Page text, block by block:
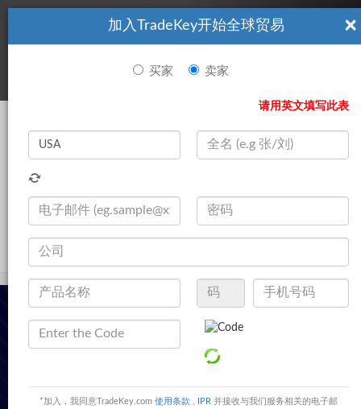
看起來你不是TradeKey.com的會員。 立即註冊，與全球超過7
百萬的進口商和出口商建立聯繫。 立即加入 |
登录
Search
×
加入TradeKey开始全球贸易
买家 卖家
请用英文填写此表
*加入，我同意TradeKey.com 使用条款 IPR 并接收与我们服务相关的电子邮south-china hardware electrical apparatus centre,foshan,guangdong,China